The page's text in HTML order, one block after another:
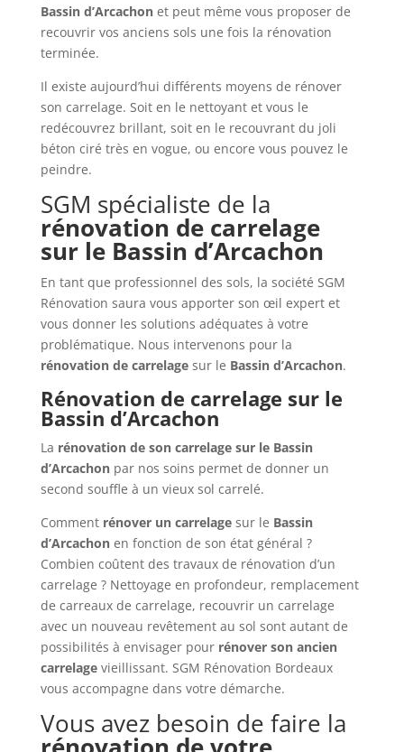
Bassin d’Arcachonet peut même vous proposer de
recouvrir vos anciens sols une fois la rénovation
terminée.
Il existe aujourd’hui différents moyens de rénover
son carrelage. Soit en le nettoyant et vous le
redécouvrez brillant, soit en le recouvrant du joli
béton ciré très en vogue, ou encore vous pouvez le
peindre.
SGM spécialiste de la
rénovation de carrelage
sur le Bassin d’Arcachon
En tant que professionnel des sols, la société SGM
Rénovation saura vous apporter son œil expert et
vous donner les solutions adéquates à votre
problématique. Nous intervenons pour la
rénovation de carrelagesur le Bassin d’Arcachon.
Rénovation de carrelage sur le
Bassin d’Arcachon
La rénovation de son carrelage sur le Bassin
d’Arcachonpar nos soins permet de donner un
second souffle à un vieux sol carrelé.
Comment rénover un carrelagesur le Bassin
d’Arcachonen fonction de son état général ?
Combien coûtent des travaux de rénovation d’un
carrelage ? Nettoyage en profondeur, remplacement
de carreaux de carrelage, recouvrir un carrelage
avec un nouveau revêtement au sol sont autant de
possibilités à envisager pour rénover son ancien
carrelagevieillissant. SGM Rénovation Bordeaux
vous accompagne dans votre démarche.
Vous avez besoin de faire la